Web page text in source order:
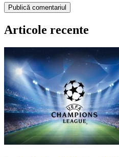
Articole recente